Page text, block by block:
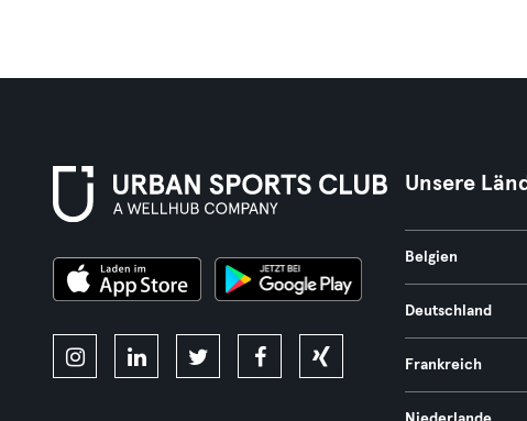
Unsere
Belgien
Deutschland
Frankreich